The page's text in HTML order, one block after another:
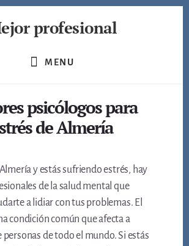
profesional
MENU
psicólogos para
de Almería
y estás sufriendo estrés, hay
de la salud mental que
a lidiar con tus problemas. El
condición común que afecta a
personas de todo el mundo. Si estás